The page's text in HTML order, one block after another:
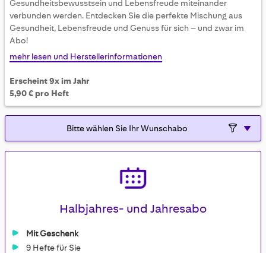
beginning
of
the
images
Gesundheitsbewusstsein und Lebensfreude miteinander
verbunden werden. Entdecken Sie die perfekte Mischung aus
Gesundheit, Lebensfreude und Genuss für sich – und zwar im
Abo!
mehr lesen und Herstellerinformationen
Erscheint 9x im Jahr
5,90 € pro Heft
Halbjahres- und Jahresabo
Mit Geschenk
9 Hefte für Sie